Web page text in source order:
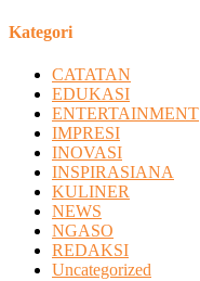
Kategori
CATATAN
EDUKASI
ENTERTAINMENT
IMPRESI
INOVASI
INSPIRASIANA
KULINER
NEWS
NGASO
REDAKSI
Uncategorized